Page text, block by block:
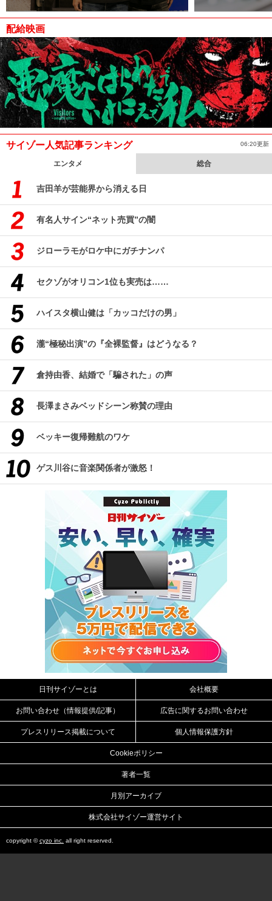
配給映画
サイゾー人気記事ランキング 06:20更新
エンタメ 総合
吉田羊が芸能界から消える日
有名人サイン“ネット売買”の闇
ジローラモがロケ中にガチナンパ
セクゾがオリコン1位も実売は……
ハイスタ横山健は「カッコだけの男」
瀧“極秘出演”の『全裸監督』はどうなる？
倉持由香、結婚で「騙された」の声
長澤まさみベッドシーン称賛の理由
ベッキー復帰難航のワケ
ゲス川谷に音楽関係者が激怒！
日刊サイゾーとは 会社概要
お問い合わせ（情報提供/記事） 広告に関するお問い合わせ
プレスリリース掲載について 個人情報保護方針
Cookieポリシー
著者一覧
月別アーカイブ
株式会社サイゾー運営サイト
copyright ©cyzo inc. all right reserved.